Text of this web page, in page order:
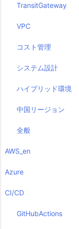
TransitGateway
VPC
コスト管理
システム設計
ハイブリッド環境
中国リージョン
全般
AWS_en
Azure
CI/CD
GitHubActions